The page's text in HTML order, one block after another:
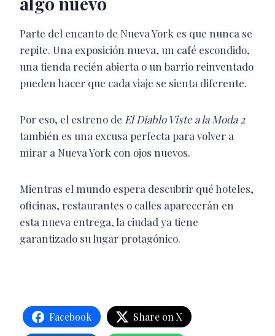
Parte del encanto de Nueva York es que nunca se
repite. Una exposición nueva, un café escondido,
una tienda recién abierta o un barrio reinventado
pueden hacer que cada viaje se sienta diferente.
Por eso, el estreno de El Diablo Viste a la Moda 2
también es una excusa perfecta para volver a
mirar a Nueva York con ojos nuevos.
Mientras el mundo espera descubrir qué hoteles,
oficinas, restaurantes o calles aparecerán en
esta nueva entrega, la ciudad ya tiene
garantizado su lugar protagónico.
Facebook Share on X